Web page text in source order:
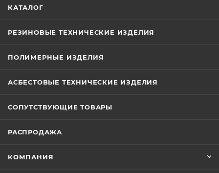
КАТАЛОГ
РЕЗИНОВЫЕ ТЕХНИЧЕСКИЕ ИЗДЕЛИЯ
ПОЛИМЕРНЫЕ ИЗДЕЛИЯ
АСБЕСТОВЫЕ ТЕХНИЧЕСКИЕ ИЗДЕЛИЯ
СОПУТСТВУЮЩИЕ ТОВАРЫ
РАСПРОДАЖА
КОМПАНИЯ